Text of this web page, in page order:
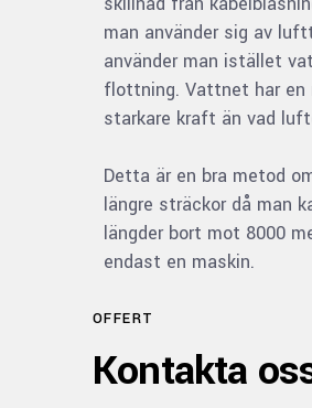
man använder sig av
använder man istället
flottning. Vattnet har en
starkare kraft än vad
Detta är en bra metod
längre sträckor då man
längder bort mot 8000
endast en maskin.
OFFERT
Kontakta